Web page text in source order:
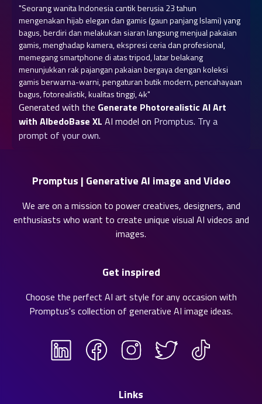
"Seorang wanita Indonesia cantik berusia 23 tahun
mengenakan hijab elegan dan gamis (gaun panjang Islami) yang
bagus, berdiri dan melakukan siaran langsung menjual pakaian
gamis, menghadap kamera, ekspresi ceria dan profesional,
memegang smartphone di atas tripod, latar belakang
menunjukkan rak pajangan pakaian bergaya dengan koleksi
gamis berwarna-warni, pengaturan butik modern, pencahayaan
bagus, fotorealistik, kualitas tinggi, 4k"
Generated with the Generate Photorealistic AI Art
with AlbedoBase XL AI model on Promptus. Try a
prompt of your own.
Promptus | Generative AI image and Video
We are on a mission to power creatives, designers, and
enthusiasts who want to create unique visual AI videos and
images.
Get inspired
Choose the perfect AI art style for any occasion with
Promptus's collection of generative AI image ideas.
Links